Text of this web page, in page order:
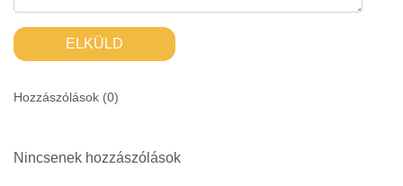
ELKÜLD
Hozzászólások (0)
Nincsenek hozzászólások